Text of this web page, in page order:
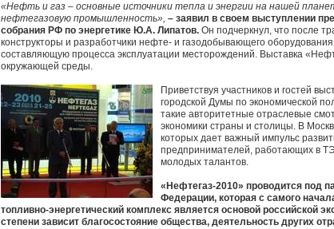
«Нефть и газ – основные источники тепла и энергии на нашей
нефтегазовую промышленность», – заявил в своем выступлении
собрания РФ по энергетике Ю.А. Липатов. Он подчеркнул, что после
конструкторы и разработчики нефте- и газодобывающего
составляющую процесса эксплуатации месторождений. Выставка
окружающей среды.
Приветствуя участников и гостей
городской Думы по экономической
такие авторитетные отраслевые
экономики страны и столицы. В
которых дает важный импульс
предпринимателей, работающих в
молодых талантов.
«Нефтегаз-2010» проводится под
Федерации, которая с самого
топливно-энергетический комплекс является основой российской
степени зависит благосостояние общества, деятельность других